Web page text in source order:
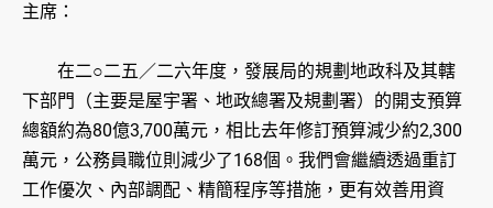
主席：
在二○二五／二六年度，發展局的規劃地政科及其轄
下部門（主要是屋宇署、地政總署及規劃署）的開支預算
總額約為80億3,700萬元，相比去年修訂預算減少約2,300
萬元，公務員職位則減少了168個。我們會繼續透過重訂
工作優次、內部調配、精簡程序等措施，更有效善用資